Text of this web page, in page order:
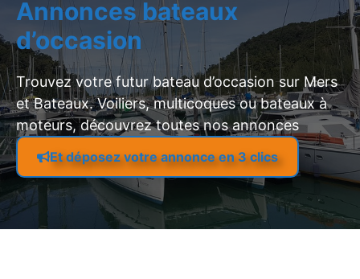
Annonces bateaux
d’occasion
Trouvez votre futur bateau d’occasion sur Mers
et Bateaux. Voiliers, multicoques ou bateaux à
moteurs, découvrez toutes nos annonces
Et déposez votre annonce en 3 clics